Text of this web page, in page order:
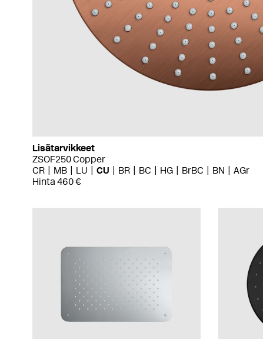
Lisätarvikkeet
ZSOF250 Copper
CR
MB LU CU BR BC HG BrBC BN
AGr
Hinta 460 €